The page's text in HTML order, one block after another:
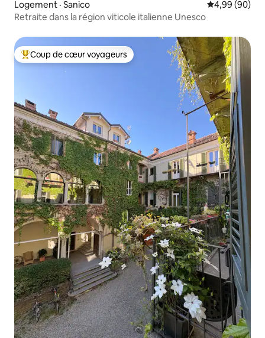
Logement · Sanico Note
4,99 (90)
Retraite dans la région viticole italienne Unesco
Coup de cœur voyageurs parmi les plus aimés
Coup de cœur voyageurs